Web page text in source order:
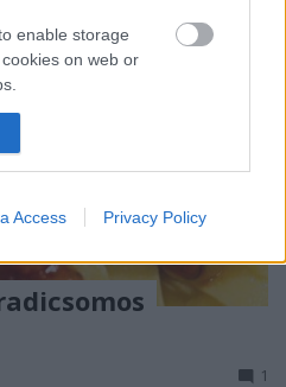
enable storage
on web or
enable storage
the website or app.
enable storage
enable storage
authentication
and other
Access Privacy Policy
1